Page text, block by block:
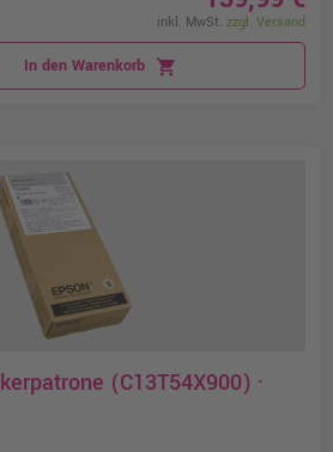
inkl. MwSt. zzgl. Versand
In den Warenkorb shopping_cart
(C13T54X900) ·